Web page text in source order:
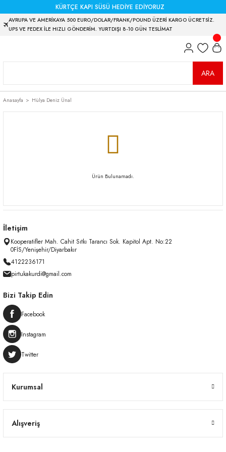
KÜRTÇE KAPI SÜSÜ HEDİYE EDİYORUZ
AVRUPA VE AMERİKAYA 500 EURO/DOLAR/FRANK/POUND ÜZERİ KARGO ÜCRETSİZ.
UPS VE FEDEX İLE HIZLI GÖNDERİM. YURTDIŞI 8-10 GÜN TESLİMAT
ARA
Anasayfa Hülya Deniz Ünal
Ürün Bulunamadı.
İletişim
Kooperatifler Mah. Cahit Sıtkı Tarancı Sok. Kapitol Apt. No:22
0FİS/Yenişehir/Diyarbakır
4122236171
pirtukakurdi@gmail.com
Kurumsal
Alışveriş
Bizi Takip Edin
Facebook
Instagram
Twitter